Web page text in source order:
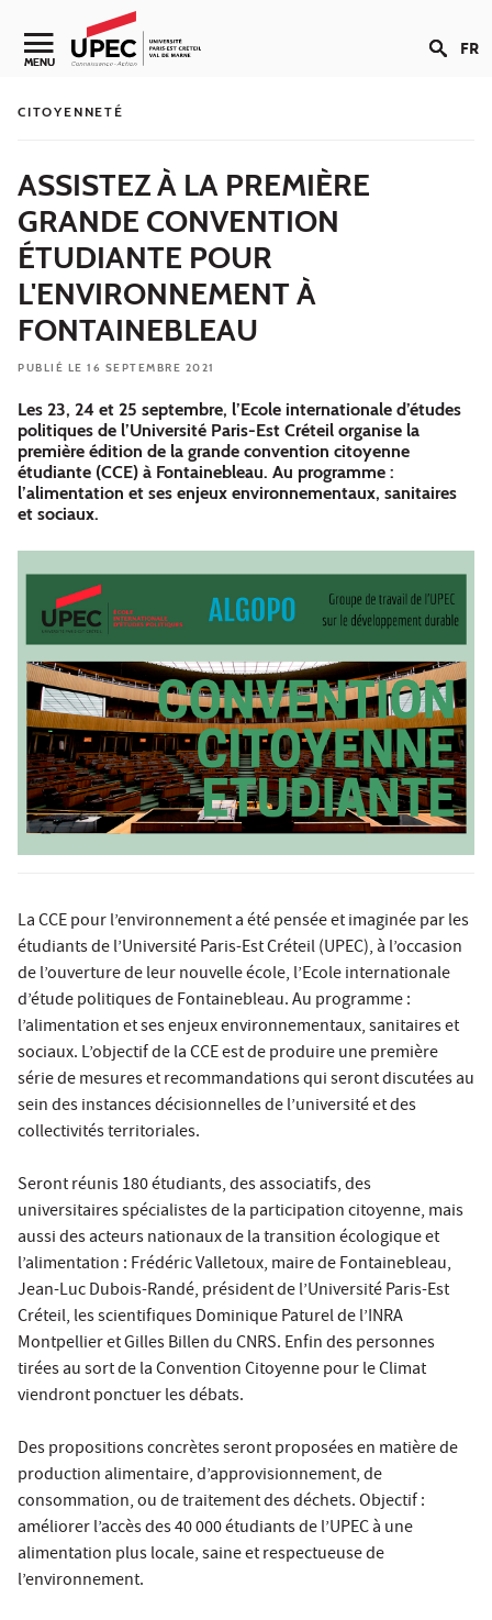
Aller au contenu
Navigation secondaire
MENU FR
CITOYENNETÉ
ASSISTEZ À LA PREMIÈRE
GRANDE CONVENTION
ÉTUDIANTE POUR
L'ENVIRONNEMENT À
FONTAINEBLEAU
PUBLIÉ LE 16 SEPTEMBRE 2021
Les 23, 24 et 25 septembre, l’Ecole internationale d’études
politiques de l’Université Paris-Est Créteil organise la
première édition de la grande convention citoyenne
étudiante (CCE) à Fontainebleau. Au programme :
l’alimentation et ses enjeux environnementaux, sanitaires
et sociaux.
La CCE pour l’environnement a été pensée et imaginée par les
étudiants de l’Université Paris-Est Créteil (UPEC), à l’occasion
de l’ouverture de leur nouvelle école, l’Ecole internationale
d’étude politiques de Fontainebleau. Au programme :
l’alimentation et ses enjeux environnementaux, sanitaires et
sociaux. L’objectif de la CCE est de produire une première
série de mesures et recommandations qui seront discutées au
sein des instances décisionnelles de l’université et des
collectivités territoriales.
Seront réunis 180 étudiants, des associatifs, des
universitaires spécialistes de la participation citoyenne, mais
aussi des acteurs nationaux de la transition écologique et
l’alimentation : Frédéric Valletoux, maire de Fontainebleau,
Jean-Luc Dubois-Randé, président de l’Université Paris-Est
Créteil, les scientifiques Dominique Paturel de l’INRA
Montpellier et Gilles Billen du CNRS. Enfin des personnes
tirées au sort de la Convention Citoyenne pour le Climat
viendront ponctuer les débats.
Des propositions concrètes seront proposées en matière de
production alimentaire, d’approvisionnement, de
consommation, ou de traitement des déchets. Objectif :
améliorer l’accès des 40 000 étudiants de l’UPEC à une
alimentation plus locale, saine et respectueuse de
l’environnement.